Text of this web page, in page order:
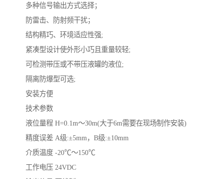
多种信号输出方式选择；
防雷击、防射频干扰；
结构精巧、环境适应性强;
紧凑型设计使外形小巧且重量较轻;
可检测带压或不带压液罐的液位;
隔离防爆型可选;
安装方便
技术参数
液位量程 H=0.1m～30m(大于6m需要在现场制作安装)
精度误差 A级:±5mm，B级:±10mm
介质温度 -20℃～150℃
工作电压 24VDC